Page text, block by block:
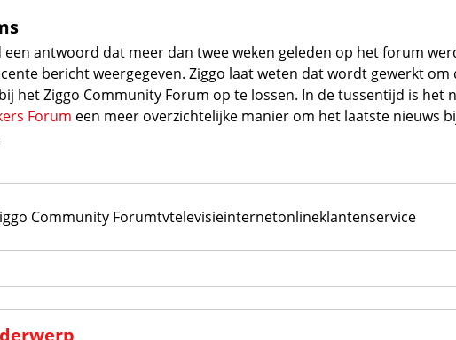
antwoord dat meer dan twee weken geleden op het forum
bericht weergegeven. Ziggo laat weten dat wordt gewerkt om
het Ziggo Community Forum op te lossen. In de tussentijd is het
Forum een meer overzichtelijke manier om het laatste nieuws
Community Forumtvtelevisieinternetonlineklantenservice